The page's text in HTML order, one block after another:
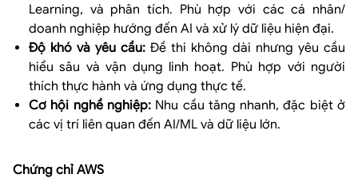
Learning, và phân tích. Phù hợp với các cá nhân/
doanh nghiệp hướng đến AI và xử lý dữ liệu hiện đại.
Độ khó và yêu cầu: Đề thi không dài nhưng yêu cầu
hiểu sâu và vận dụng linh hoạt. Phù hợp với người
thích thực hành và ứng dụng thực tế.
Cơ hội nghề nghiệp:Nhu cầu tăng nhanh, đặc biệt ở
các vị trí liên quan đến AI/ML và dữ liệu lớn.
Chứng chỉ AWS